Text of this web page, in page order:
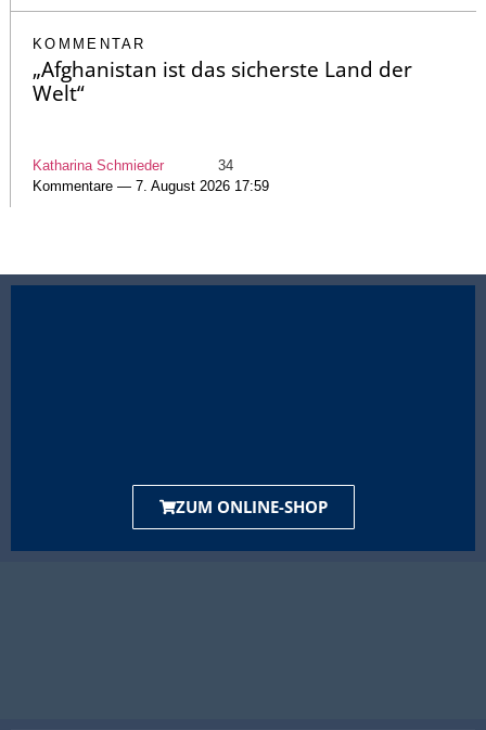
KOMMENTAR
„Afghanistan ist das sicherste Land der
Welt“
Katharina Schmieder
34
Kommentare — 7. August 2026 17:59
ZUM ONLINE-SHOP